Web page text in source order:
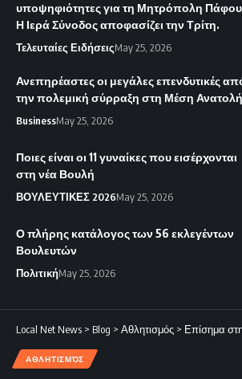
υποψηφιότητες για τη Μητρόπολη
Η Ιερά Σύνοδος αποφασίζει την Τρίτη.
Τελευταίες ΕιδήσειςMay 25, 2026
Ανεπηρέαστες οι μεγάλες επενδυτικές
την πολεμική σύρραξη στη Μέση
BusinessMay 25, 2026
Ποιες είναι οι 11 γυναίκες που εισέρχονται
στη νέα Βουλή
ΒΟΥΛΕΥΤΙΚΕΣ 2026May 25, 2026
Ο πλήρης κατάλογος των 56 εκλεγέντων
Βουλευτών
ΠολιτικήMay 25, 2026
Local Net News > Blog > Αθλητισμός > Επίσημα
ΑΘΛΗΤΙΣΜΌΣ